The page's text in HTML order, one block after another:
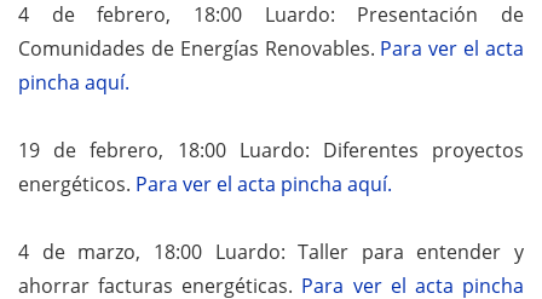
4 de febrero, 18:00 Luardo: Presentación de
Comunidades de Energías Renovables. Para ver el acta
pincha aquí.
19 de febrero, 18:00 Luardo: Diferentes proyectos
energéticos. Para ver el acta pincha aquí.
4 de marzo, 18:00 Luardo: Taller para entender y
ahorrar facturas energéticas. Para ver el acta pincha